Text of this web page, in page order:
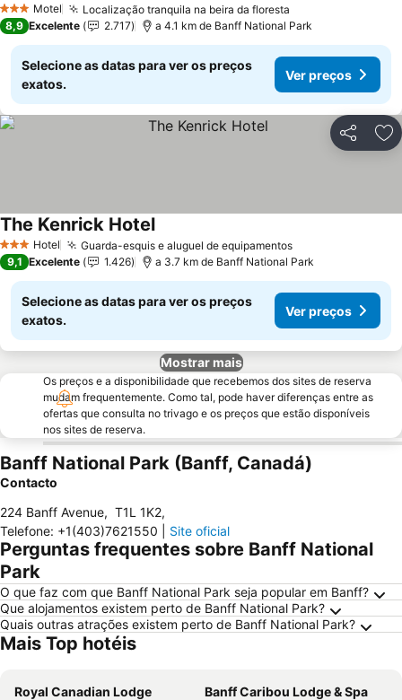
3 EstrelasMotel Localização tranquila na beira da floresta
8,9 Excelente 2.717 a 4.1 km de Banff National Park
Selecione as datas para ver os preços
exatos.
Ver preços
Partilhar
3 EstrelasHotel Guarda-esquis e aluguel de equipamentos
The Kenrick Hotel
9,1 Excelente 1.426 a 3.7 km de Banff National Park
Selecione as datas para ver os preços
exatos.
Ver preços
Mostrar mais
Os preços e a disponibilidade que recebemos dos sites de reserva
mudam frequentemente. Como tal, pode haver diferenças entre as
ofertas que consulta no trivago e os preços que estão disponíveis
nos sites de reserva.
Banff National Park (Banff, Canadá)
Contacto
224 Banff Avenue, T1L 1K2,
Telefone: +1(403)7621550 Site oficial
Perguntas frequentes sobre Banff National
Park
O que faz com que Banff National Park seja popular em Banff?
Que alojamentos existem perto de Banff National Park?
Quais outras atrações existem perto de Banff National Park?
Mais Top hotéis
Royal Canadian Lodge
Banff Caribou Lodge & Spa